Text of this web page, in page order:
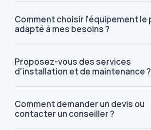
Comment choisir l'équipement le
adapté à mes besoins ?
Proposez-vous des services
d'installation et de maintenance ?
Comment demander un devis ou
contacter un conseiller ?